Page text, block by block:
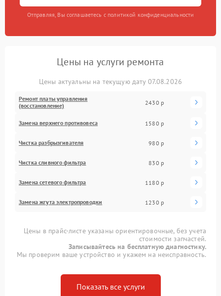
Отправляя, Вы соглашаетесь с политикой конфиденциальности
Цены на услуги ремонта
Цены актуальны на текущую дату 07.08.2026
Ремонт платы управления
(восстановление)
2430 р
Замена верхнего противовеса 1580 р
Чистка разбрызгивателя 980 р
Чистка сливного фильтра 830 р
Замена сетевого фильтра 1180 р
Замена жгута электропроводки 1230 р
Цены в прайс-листе указаны ориентировочные, без учета
стоимости запчастей.
Записывайтесь на бесплатную диагностику.
Мы проверим ваше устройство и укажем на неисправность.
Показать все услуги